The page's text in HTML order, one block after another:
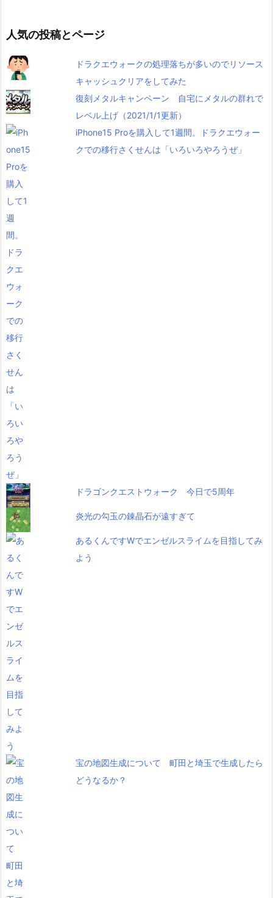
人気の投稿とページ
ドラクエウォークの処理落ちが多いのでリソース
キャッシュクリアをしてみた
復刻メタルキャンペーン 自宅にメタルの群れで
レベル上げ（2021/1/1更新）
iPhone15 Proを購入して1週間。ドラクエウォー
クでの移行さくせんは「いろいろやろうぜ」
ドラゴンクエストウォーク 今日で5周年
炎光の勾玉の錬晶石が遠すぎて
あるくんですWでエンゼルスライムを目指してみ
よう
宝の地図生成について 町田と埼玉で生成したら
どうなるか？